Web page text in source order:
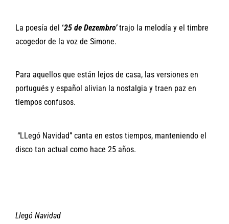
La poesía del ‘25 de Dezembro’trajo la melodía y el timbre
acogedor de la voz de Simone.
Para aquellos que están lejos de casa, las versiones en
portugués y español alivian la nostalgia y traen paz en
tiempos confusos.
“LLegó Navidad” canta en estos tiempos, manteniendo el
disco tan actual como hace 25 años.
Llegó Navidad